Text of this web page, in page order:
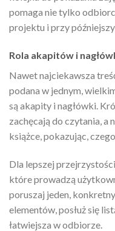
pomaga nie tylko
projektu i przy
Rola akapitów i
Nawet najciekawsza
podana w jednym,
są akapity i nagłówki.
zachęcają do czytania, a
książce, pokazując,
Dla lepszej
które prowadzą
poruszaj jeden,
elementów, posłuż się
łatwiejsza w odbiorze.